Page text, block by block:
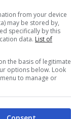
from your device
may be stored by,
specifically by this
data. List of
the basis of legitimate
options below. Look
to manage or